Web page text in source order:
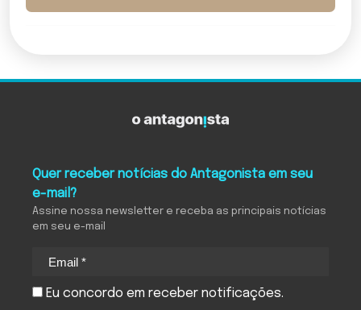
Quer receber notícias do Antagonista em seu
e-mail?
Assine nossa newsletter e receba as principais notícias
em seu e-mail
Eu concordo em receber notificações.